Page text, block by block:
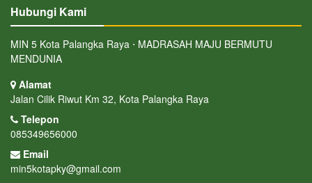
Hubungi Kami
MIN 5 Kota Palangka Raya ⋅ MADRASAH MAJU BERMUTU
MENDUNIA
Alamat
Jalan Cilik Riwut Km 32, Kota Palangka Raya
Telepon
085349656000
Email
min5kotapky@gmail.com